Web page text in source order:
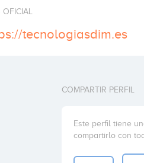
OFICIAL
tecnologiasdim.es
COMPARTIR PERFIL
Este perfil tiene
compartirlo con